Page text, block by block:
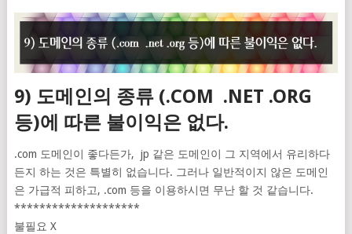
9) 도메인의 종류 (.COM .NET .ORG
등)에 따른 불이익은 없다.
.com 도메인이 좋다든가, jp 같은 도메인이 그 지역에서 유리하다
든지 하는 것은 특별히 없습니다. 그러나 일반적이지 않은 도메인
은 가급적 피하고, .com 등을 이용하시면 무난 할 것 같습니다.
********************
불필요 X